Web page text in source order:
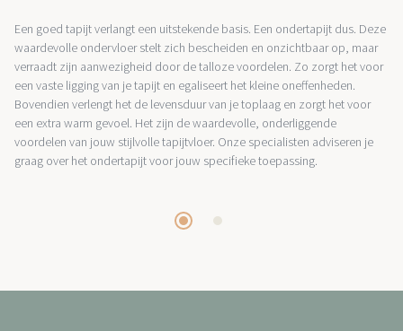
Een goed tapijt verlangt een uitstekende basis. Een ondertapijt dus. Deze
waardevolle ondervloer stelt zich bescheiden en onzichtbaar op, maar
verraadt zijn aanwezigheid door de talloze voordelen. Zo zorgt het voor
een vaste ligging van je tapijt en egaliseert het kleine oneffenheden.
Bovendien verlengt het de levensduur van je toplaag en zorgt het voor
een extra warm gevoel. Het zijn de waardevolle, onderliggende
voordelen van jouw stijlvolle tapijtvloer. Onze specialisten adviseren je
graag over het ondertapijt voor jouw specifieke toepassing.